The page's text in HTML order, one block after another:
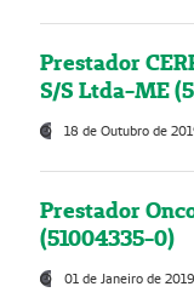
Prestador
S/S Ltda-ME
18 de Outubro de
Prestador
(51004335-0)
01 de Janeiro de 2019